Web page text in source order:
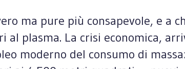
ma pure più consapevole, e a
plasma. La crisi economica,
moderno del consumo di